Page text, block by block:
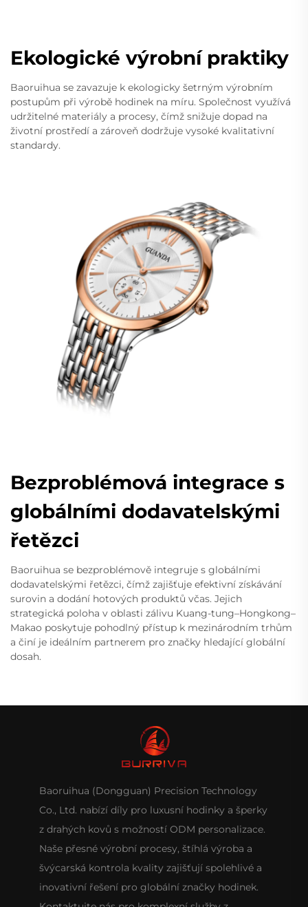
Ekologické výrobní praktiky
Baoruihua se zavazuje k ekologicky šetrným výrobním
postupům při výrobě hodinek na míru. Společnost využívá
udržitelné materiály a procesy, čímž snižuje dopad na
životní prostředí a zároveň dodržuje vysoké kvalitativní
standardy.
Bezproblémová integrace s
globálními dodavatelskými
řetězci
Baoruihua se bezproblémově integruje s globálními
dodavatelskými řetězci, čímž zajišťuje efektivní získávání
surovin a dodání hotových produktů včas. Jejich
strategická poloha v oblasti zálivu Kuang-tung–Hongkong–
Makao poskytuje pohodlný přístup k mezinárodním trhům
a činí je ideálním partnerem pro značky hledající globální
dosah.
Baoruihua (Dongguan) Precision Technology
Co., Ltd. nabízí díly pro luxusní hodinky a šperky
z drahých kovů s možností ODM personalizace.
Naše přesné výrobní procesy, štíhlá výroba a
švýcarská kontrola kvality zajišťují spolehlivé a
inovativní řešení pro globální značky hodinek.